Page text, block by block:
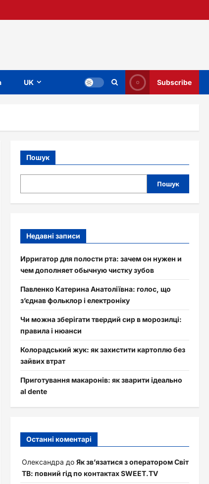
UK Subscribe
Пошук
Пошук
Недавні записи
Ирригатор для полости рта: зачем он нужен и
чем дополняет обычную чистку зубов
Павленко Катерина Анатоліївна: голос, що
з’єднав фольклор і електроніку
Чи можна зберігати твердий сир в морозилці:
правила і нюанси
Колорадський жук: як захистити картоплю без
зайвих втрат
Приготування макаронів: як зварити ідеально
al dente
Останні коментарі
Олександра до Як зв’язатися з оператором Світ
ТВ: повний гід по контактах SWEET.TV